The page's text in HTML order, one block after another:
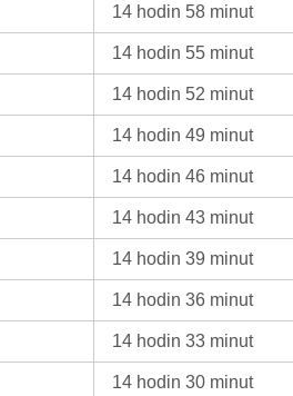
14 hodin 58 minut
14 hodin 55 minut
14 hodin 52 minut
14 hodin 49 minut
14 hodin 46 minut
14 hodin 43 minut
14 hodin 39 minut
14 hodin 36 minut
14 hodin 33 minut
14 hodin 30 minut